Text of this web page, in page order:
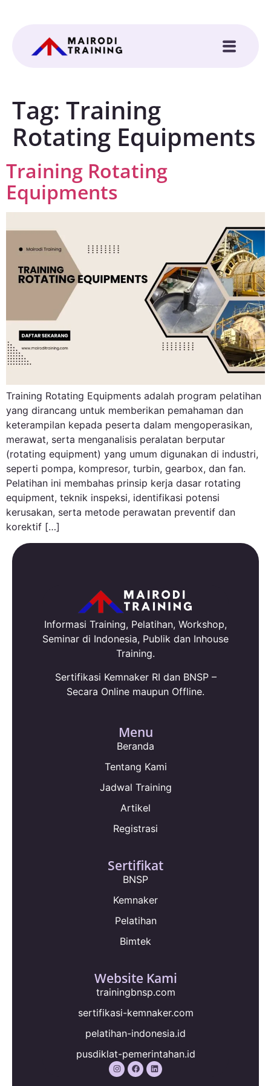
Tag: Training
Rotating Equipments
Training Rotating
Equipments
Training Rotating Equipments adalah program pelatihan
yang dirancang untuk memberikan pemahaman dan
keterampilan kepada peserta dalam mengoperasikan,
merawat, serta menganalisis peralatan berputar
(rotating equipment) yang umum digunakan di industri,
seperti pompa, kompresor, turbin, gearbox, dan fan.
Pelatihan ini membahas prinsip kerja dasar rotating
equipment, teknik inspeksi, identifikasi potensi
kerusakan, serta metode perawatan preventif dan
korektif […]
Informasi Training, Pelatihan, Workshop,
Seminar di Indonesia, Publik dan Inhouse
Training.
Sertifikasi Kemnaker RI dan BNSP –
Secara Online maupun Offline.
Menu
Beranda
Tentang Kami
Jadwal Training
Artikel
Registrasi
Sertifikat
BNSP
Kemnaker
Pelatihan
Bimtek
Website Kami
trainingbnsp.com
sertifikasi-kemnaker.com
pelatihan-indonesia.id
pusdiklat-pemerintahan.id